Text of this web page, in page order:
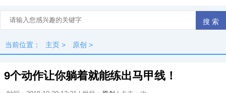
当前位置： 主页 > 原创 >
9个动作让你躺着就能练出马甲线！